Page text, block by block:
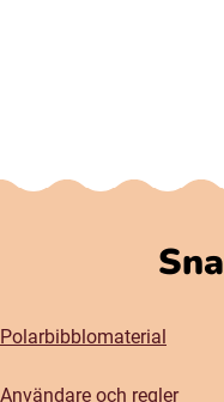
Polarbibblomaterial
Användare och regler